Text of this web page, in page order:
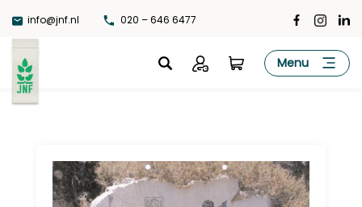
naar
de
inhoud
info@jnf.nl 020 – 646 6477
JNF Menu